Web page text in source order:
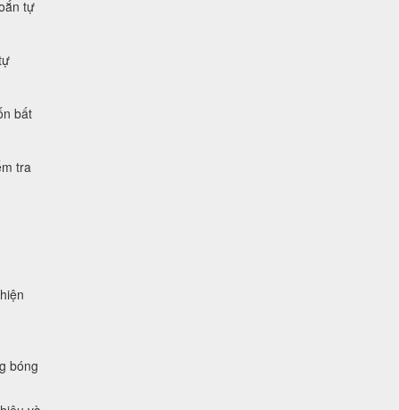
tự
bất
tra
bóng